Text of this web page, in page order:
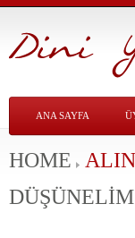
ANA SAYFA
HOME